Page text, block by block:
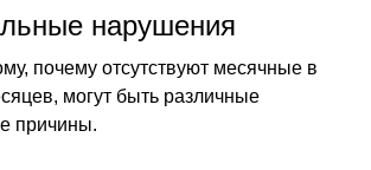
нарушения
почему отсутствуют месячные в
могут быть различные
причины.